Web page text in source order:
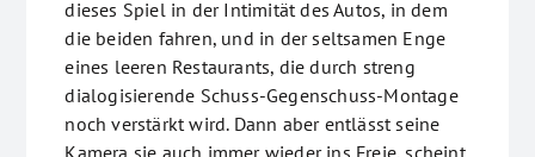
dieses Spiel in der Intimität des Autos, in dem
die beiden fahren, und in der seltsamen Enge
eines leeren Restaurants, die durch streng
dialogisierende Schuss-Gegenschuss-Montage
noch verstärkt wird. Dann aber entlässt seine